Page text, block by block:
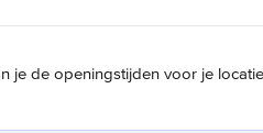
je de openingstijden voor je